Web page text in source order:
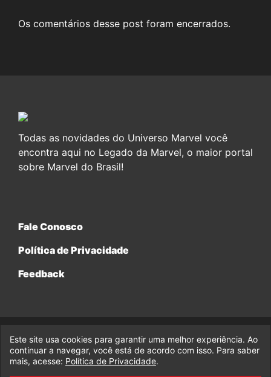
Os comentários desse post foram encerrados.
Todas as novidades do Universo Marvel você
encontra aqui no Legado da Marvel, o maior portal
sobre Marvel do Brasil!
Fale Conosco
Política de Privacidade
Feedback
© 2017-2026 Legado da Marvel, uma empresa da Legado
Enterprises.
Este site usa cookies para garantir uma melhor experiência. Ao
continuar a navegar, você está de acordo com isso. Para saber
mais, acesse: Política de Privacidade.